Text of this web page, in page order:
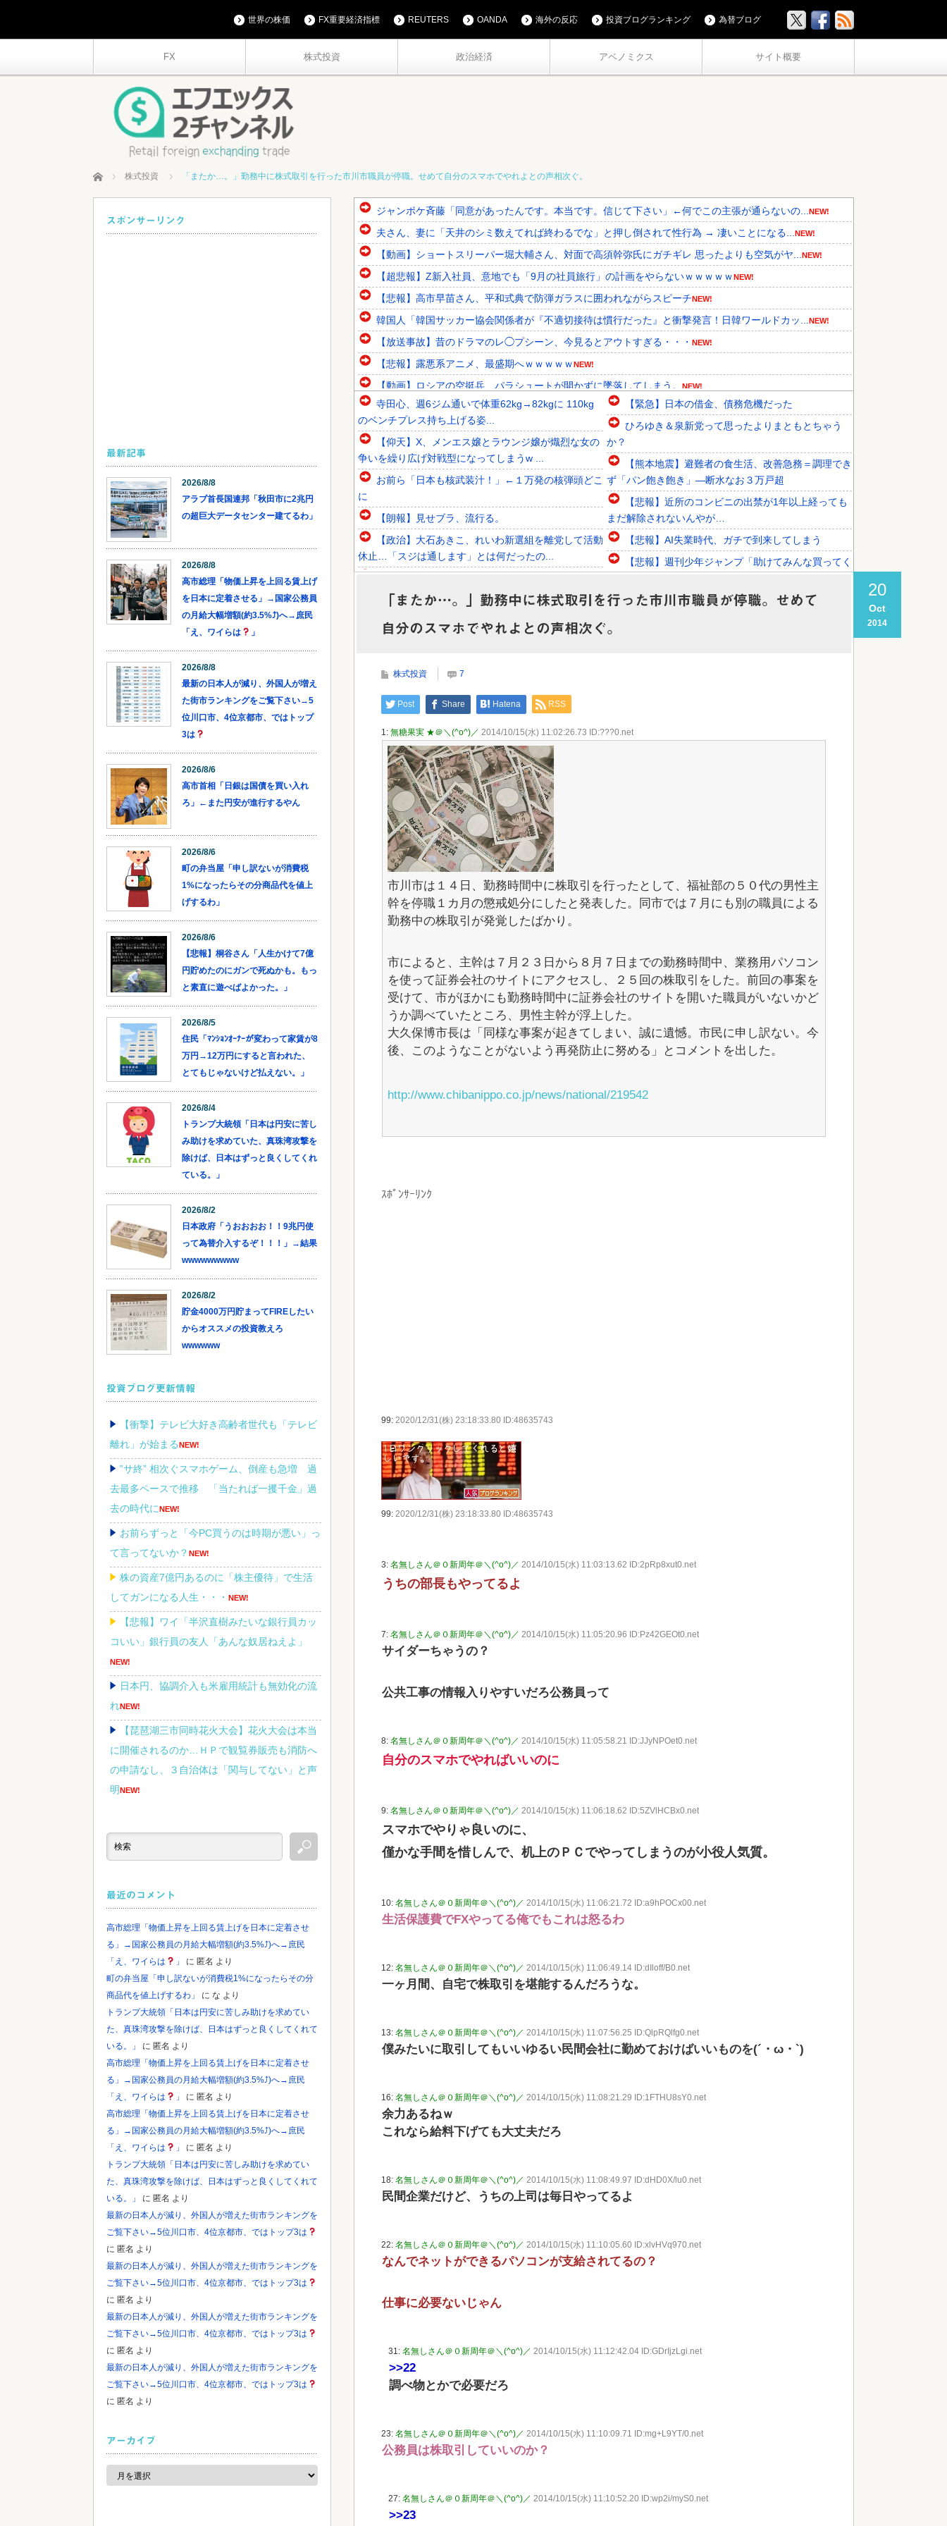
FX 株式投資 政治経済 アベノミクス サイト概要
世界の株価 FX重要経済指標 REUTERS OANDA 海外の反応 投資ブログランキング 為替ブログ
ホーム 株式投資 「またか…。」勤務中に株式取引を行った市川市職員が停職。せめて自分のスマホでやれよとの声相次ぐ。
ジャンポケ斉藤「同意があったんです。本当です。信じて下さい」←何でこの主張が通らないの... NEW!
夫さん、妻に「天井のシミ数えてれば終わるでな」と押し倒されて性行為 → 凄いことになる... NEW!
【動画】ショートスリーパー堀大輔さん、対面で高須幹弥氏にガチギレ 思ったよりも空気がヤ... NEW!
【超悲報】Z新入社員、意地でも「9月の社員旅行」の計画をやらないｗｗｗｗｗNEW!
【悲報】高市早苗さん、平和式典で防弾ガラスに囲われながらスピーチNEW!
韓国人「韓国サッカー協会関係者が『不適切接待は慣行だった』と衝撃発言！日韓ワールドカッ... NEW!
【放送事故】昔のドラマのレ◯プシーン、今見るとアウトすぎる・・・ NEW!
【悲報】露悪系アニメ、最盛期へｗｗｗｗｗNEW!
【動画】ロシアの空挺兵、パラシュートが開かずに墜落してしまう。 NEW!
【悲報】ワンダンス作者「手書きでダンスアニメ描いてみました」←アニメの当てつけにしか見...
韓国人「不適切接待疑惑、2002年イタリア・スペイン戦で『韓国に奪われた』と欧州の大手... NEW!
韓国人「フランスの有力紙も大韓サッカー協会前代未聞の不祥事を詳細に報道！」→「国際的ス...NEW!
Powered by livedoor 相互RSS
寺田心、週6ジム通いで体重62kg→82kgに 110kg
のベンチプレス持ち上げる姿...
【仰天】X、メンエス嬢とラウンジ嬢が熾烈な女の
争いを繰り広げ対戦型になってしまうw ...
お前ら「日本も核武装汁！」←１万発の核弾頭どこ
に
【朗報】見せブラ、流行る。
【政治】大石あきこ、れいわ新選組を離党して活動
休止…「スジは通します」とは何だったの...
【緊急】サウジアラビアとパキスタン、トルコ３カ
【緊急】日本の借金、債務危機だった
ひろゆき＆泉新党って思ったよりまともとちゃう
か？
【熊本地震】避難者の食生活、改善急務＝調理でき
ず「パン飽き飽き」―断水なお３万戸超
【悲報】近所のコンビニの出禁が1年以上経っても
まだ解除されないんやが…
【悲報】AI失業時代、ガチで到来してしまう
【悲報】週刊少年ジャンプ「助けてみんな買ってく
【朗報】誤って脳幹を摘出された女性､重篤な植物
20
Oct
2014
「またか…。」勤務中に株式取引を行った市川市職員が停職。せめて
自分のスマホでやれよとの声相次ぐ。
株式投資 7
Post Share Hatena RSS
1: 無糖果実 ★＠＼(^o^)／ 2014/10/15(水) 11:02:26.73 ID:???0.net
市川市は１４日、勤務時間中に株取引を行ったとして、福祉部の５０代の男性主
幹を停職１カ月の懲戒処分にしたと発表した。同市では７月にも別の職員による
勤務中の株取引が発覚したばかり。
市によると、主幹は７月２３日から８月７日までの勤務時間中、業務用パソコン
を使って証券会社のサイトにアクセスし、２５回の株取引をした。前回の事案を
受けて、市がほかにも勤務時間中に証券会社のサイトを開いた職員がいないかど
うか調べていたところ、男性主幹が浮上した。
大久保博市長は「同様な事案が起きてしまい、誠に遺憾。市民に申し訳ない。今
後、このようなことがないよう再発防止に努める」とコメントを出した。
http://www.chibanippo.co.jp/news/national/219542
ｽﾎﾟﾝｻｰﾘﾝｸ
99: 2020/12/31(株) 23:18:33.80 ID:48635743
99: 2020/12/31(株) 23:18:33.80 ID:48635743
3: 名無しさん＠０新周年＠＼(^o^)／ 2014/10/15(水) 11:03:13.62 ID:2pRp8xut0.net
うちの部長もやってるよ
7: 名無しさん＠０新周年＠＼(^o^)／ 2014/10/15(水) 11:05:20.96 ID:Pz42GEOt0.net
サイダーちゃうの？
公共工事の情報入りやすいだろ公務員って
8: 名無しさん＠０新周年＠＼(^o^)／ 2014/10/15(水) 11:05:58.21 ID:JJyNPOet0.net
自分のスマホでやればいいのに
9: 名無しさん＠０新周年＠＼(^o^)／ 2014/10/15(水) 11:06:18.62 ID:5ZVlHCBx0.net
スマホでやりゃ良いのに、
僅かな手間を惜しんで、机上のＰＣでやってしまうのが小役人気質。
10: 名無しさん＠０新周年＠＼(^o^)／ 2014/10/15(水) 11:06:21.72 ID:a9hPOCx00.net
生活保護費でFXやってる俺でもこれは怒るわ
12: 名無しさん＠０新周年＠＼(^o^)／ 2014/10/15(水) 11:06:49.14 ID:dIloff/B0.net
一ヶ月間、自宅で株取引を堪能するんだろうな。
13: 名無しさん＠０新周年＠＼(^o^)／ 2014/10/15(水) 11:07:56.25 ID:QlpRQlfg0.net
僕みたいに取引してもいいゆるい民間会社に勤めておけばいいものを(´・ω・`)
16: 名無しさん＠０新周年＠＼(^o^)／ 2014/10/15(水) 11:08:21.29 ID:1FTHU8sY0.net
余力あるねｗ
これなら給料下げても大丈夫だろ
18: 名無しさん＠０新周年＠＼(^o^)／ 2014/10/15(水) 11:08:49.97 ID:dHD0X/lu0.net
民間企業だけど、うちの上司は毎日やってるよ
22: 名無しさん＠０新周年＠＼(^o^)／ 2014/10/15(水) 11:10:05.60 ID:xlvHVq970.net
なんでネットができるパソコンが支給されてるの？
仕事に必要ないじゃん
31: 名無しさん＠０新周年＠＼(^o^)／ 2014/10/15(水) 11:12:42.04 ID:GDrIjzLgi.net
>>22
調べ物とかで必要だろ
23: 名無しさん＠０新周年＠＼(^o^)／ 2014/10/15(水) 11:10:09.71 ID:mg+L9YT/0.net
公務員は株取引していいのか？
27: 名無しさん＠０新周年＠＼(^o^)／ 2014/10/15(水) 11:10:52.20 ID:wp2i/myS0.net
>>23
スポンサーリンク
最新記事
2026/8/8
アラブ首長国連邦「秋田市に2兆円
の超巨大データセンター建てるわ」
2026/8/8
高市総理「物価上昇を上回る賃上げ
を日本に定着させる」→国家公務員
の月給大幅増額(約3.5%⤴)へ→庶民
「え、ワイらは
」
2026/8/8
最新の日本人が減り、外国人が増え
た街市ランキングをご覧下さい→5
位川口市、4位京都市、ではトップ
3は
2026/8/6
高市首相「日銀は国債を買い入れ
ろ」←また円安が進行するやん
2026/8/6
町の弁当屋「申し訳ないが消費税
1%になったらその分商品代を値上
げするわ」
2026/8/6
【悲報】桐谷さん「人生かけて7億
円貯めたのにガンで死ぬかも。もっ
と素直に遊べばよかった。」
2026/8/5
住民「ﾏﾝｼｮﾝｵｰﾅｰが変わって家賃が8
万円→12万円にすると言われた、
とてもじゃないけど払えない。」
2026/8/4
トランプ大統領「日本は円安に苦し
み助けを求めていた、真珠湾攻撃を
除けば、日本はずっと良くしてくれ
ている。」
2026/8/2
日本政府「うおおおお！！9兆円使
って為替介入するぞ！！！」→結果
wwwwwwwww
2026/8/2
貯金4000万円貯まってFIREしたい
からオススメの投資教えろ
wwwwww
投資ブログ更新情報
【衝撃】テレビ大好き高齢者世代も「テレビ
離れ」が始まるNEW!
”サ終” 相次ぐスマホゲーム、倒産も急増 過
去最多ペースで推移 「当たれば一攫千金」過
去の時代にNEW!
お前らずっと「今PC買うのは時期が悪い」っ
て言ってないか？ NEW!
株の資産7億円あるのに「株主優待」で生活
してガンになる人生・・・ NEW!
【悲報】ワイ「半沢直樹みたいな銀行員カッ
コいい」銀行員の友人「あんな奴居ねえよ」
NEW!
日本円、協調介入も米雇用統計も無効化の流
れNEW!
【琵琶湖三市同時花火大会】花火大会は本当
に開催されるのか…ＨＰで観覧券販売も消防へ
の申請なし、３自治体は「関与してない」と声
明NEW!
の支援物資」を寄付してしまうNEW!
イーロン・マスク←世界一の金持ちなのにな
最近のコメント
高市総理「物価上昇を上回る賃上げを日本に定着させ
る」→国家公務員の月給大幅増額(約3.5%⤴)へ→庶民
「え、ワイらは
」 に 匿名 より
町の弁当屋「申し訳ないが消費税1%になったらその分
商品代を値上げするわ」
に な より
トランプ大統領「日本は円安に苦しみ助けを求めてい
た、真珠湾攻撃を除けば、日本はずっと良くしてくれて
いる。」
に 匿名 より
高市総理「物価上昇を上回る賃上げを日本に定着させ
る」→国家公務員の月給大幅増額(約3.5%⤴)へ→庶民
「え、ワイらは
」 に 匿名 より
高市総理「物価上昇を上回る賃上げを日本に定着させ
る」→国家公務員の月給大幅増額(約3.5%⤴)へ→庶民
「え、ワイらは
」 に 匿名 より
トランプ大統領「日本は円安に苦しみ助けを求めてい
た、真珠湾攻撃を除けば、日本はずっと良くしてくれて
いる。」
に 匿名 より
最新の日本人が減り、外国人が増えた街市ランキングを
ご覧下さい→5位川口市、4位京都市、ではトップ3は
に 匿名 より
最新の日本人が減り、外国人が増えた街市ランキングを
ご覧下さい→5位川口市、4位京都市、ではトップ3は
に 匿名 より
最新の日本人が減り、外国人が増えた街市ランキングを
ご覧下さい→5位川口市、4位京都市、ではトップ3は
に 匿名 より
最新の日本人が減り、外国人が増えた街市ランキングを
ご覧下さい→5位川口市、4位京都市、ではトップ3は
に 匿名 より
アーカイブ
ア
カ